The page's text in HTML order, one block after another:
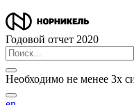
Годовой отчет 2020
Необходимо не менее 3х